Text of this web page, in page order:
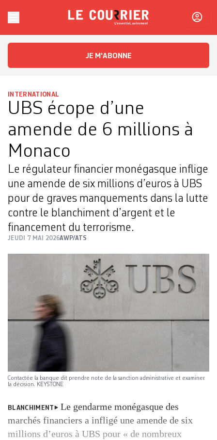
Le CourrierL'essentiel, autrement
JE M'ABONNE
INTERNATIONAL
UBS écope d’une
amende de 6 millions à
Monaco
Le régulateur financier monégasque inflige
une amende de six millions d’euros à UBS
pour de graves manquements dans la lutte
contre le blanchiment d’argent et le
financement du terrorisme.
JEUDI 7 MAI 2026AWP/ATS
Contactée la banque dit prendre note de la sanction administrative et examiner
la décision. KEYSTONE
BLANCHIMENT
Le gendarme monégasque des
marchés financiers a infligé une amende de six
millions d’euros à UBS pour « de nombreux